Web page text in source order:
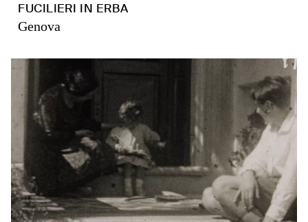
FUCILIERI IN ERBA
Genova